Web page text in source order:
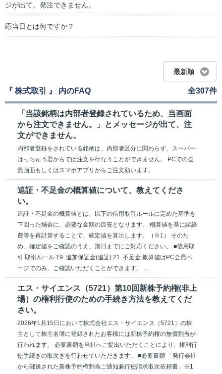
ジが出て、発注できません。
応当日とは何ですか？
最新順
『 株式取引 』 内のFAQ 全307件
「当該銘柄は内部者登録されているため、当画面
から注文できません。」とメッセージが出て、注
文ができません。
内部者登録をされている銘柄は、内部者区分に関わらず、スーパー
はっちゅう君からでは注文を行なうことができません。 PCでの会
員画面もしくはスマホアプリからご注文願います。
追証・不足金の概算値について、教えてくださ
い。
追証・不足金の概算値とは、以下の信用取引ルールに定めた基準を
下回った場合に、必要な金額の目安となります。 概算値を基に諸経
費等を再計算することで、確定値を算出します。（※1） そのた
め、確定値をご確認のうえ、期日までにご対応ください。 ■信用取
引 取引ルール 19. 追加保証金(追証) 21. 不足金 概算値はPC会員ペ
ージでのみ、ご確認いただくことができます。 ...
エス・サイエンス（5721）第10回新株予約権(非上
場）の権利行使のための手続き方法を教えてくだ
さい。
2026年1月15日において株式会社エス・サイエンス（5721）の株
主として株主名簿に登録されたお客様には新株予約権の無償割当が
行われます。 必要書類を当社へご提出いただくことにより、権利行
使手続きの取次ぎを行わせていただきます。 ■必要書類 「発行会社
から郵送された新株予約権割当ご通知兼行使請求取次依頼書」※1